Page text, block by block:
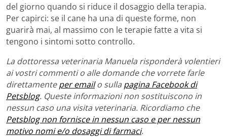
del giorno quando si riduce il dosaggio della terapia.
Per capirci: se il cane ha una di queste forme, non
guarirà mai, al massimo con le terapie fatte a vita si
tengono i sintomi sotto controllo.
La dottoressa veterinaria Manuela risponderà volentieri
ai vostri commenti o alle domande che vorrete farle
direttamenteper emailo sulla pagina Facebook di
Petsblog. Queste informazioni non sostituiscono in
nessun caso una visita veterinaria. Ricordiamo che
Petsblog non fornisce in nessun caso e per nessun
motivo nomi e/o dosaggi di farmaci.